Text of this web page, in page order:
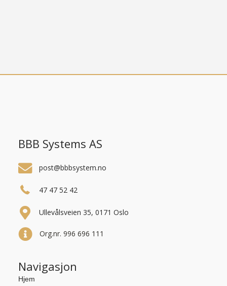
BBB Systems AS
post@bbbsystem.no
47 47 52 42
Ullevålsveien 35, 0171 Oslo
Org.nr. 996 696 111
Navigasjon
Hjem